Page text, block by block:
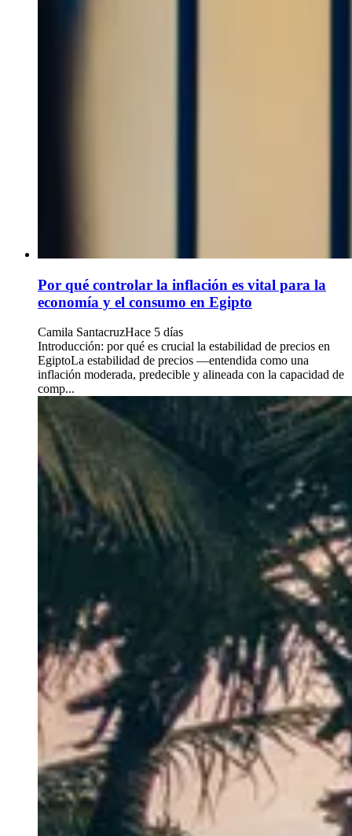
Por qué controlar la inflación es vital para la
economía y el consumo en Egipto
Camila SantacruzHace 5 días
Introducción: por qué es crucial la estabilidad de precios en
EgiptoLa estabilidad de precios —entendida como una
inflación moderada, predecible y alineada con la capacidad de
comp...